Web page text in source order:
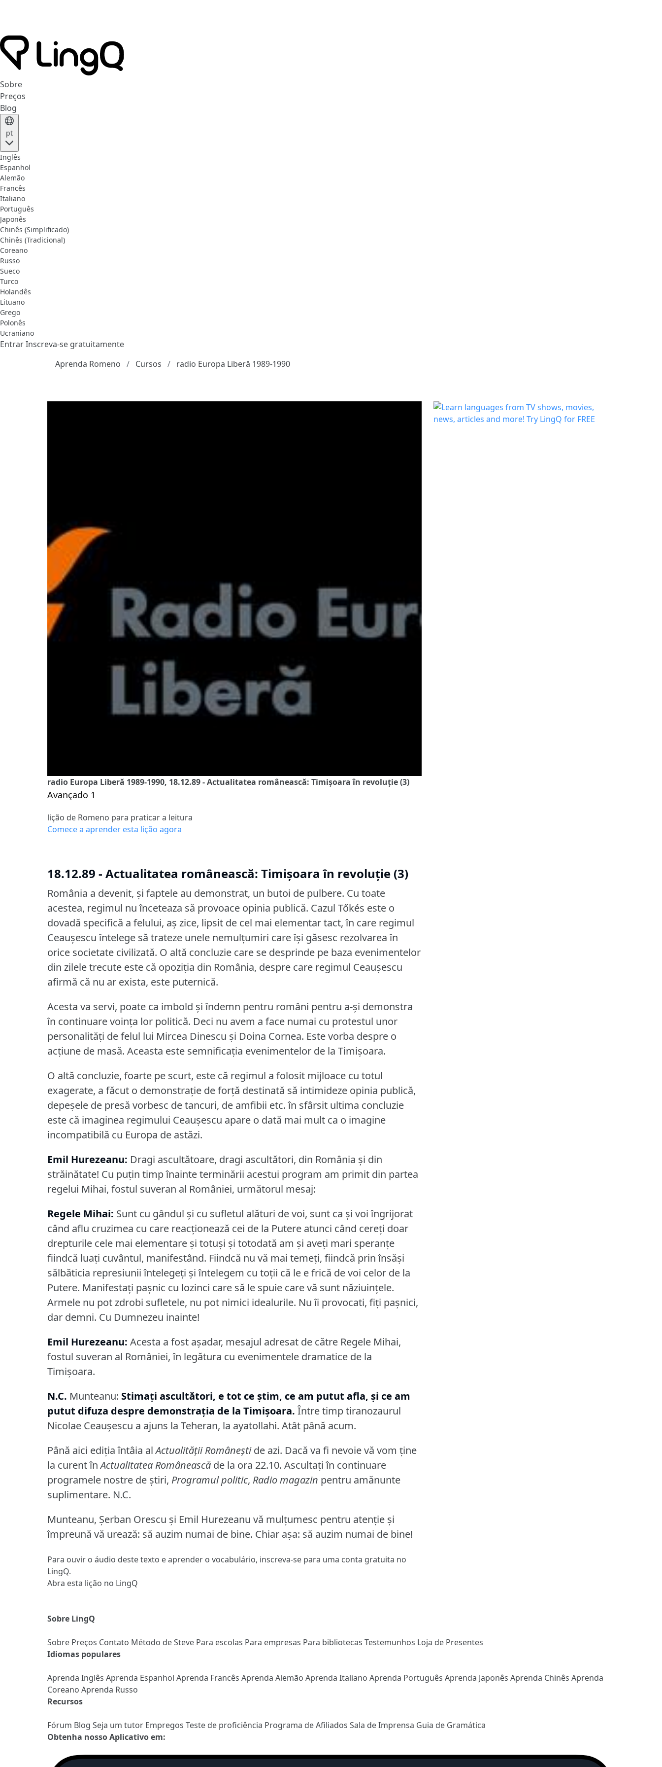
Sobre
Preços
Blog
pt
Inglês
Espanhol
Alemão
Francês
Italiano
Português
Japonês
Chinês (Simplificado)
Chinês (Tradicional)
Coreano
Russo
Sueco
Turco
Holandês
Lituano
Grego
Polonês
Ucraniano
EntrarInscreva-se gratuitamente
Aprenda Romeno
Cursos radio Europa Liberă 1989-1990
radio Europa Liberă 1989-1990, 18.12.89 - Actualitatea românească: Timișoara în revoluție (3)
Avançado 1
lição de Romeno para praticar a leitura
Comece a aprender esta lição agora
18.12.89 - Actualitatea românească: Timișoara în revoluție (3)
România a devenit, şi faptele au demonstrat, un butoi de pulbere. Cu toate
acestea, regimul nu înceteaza să provoace opinia publică. Cazul Tőkés este o
dovadă specifică a felului, aş zice, lipsit de cel mai elementar tact, în care regimul
Ceauşescu întelege să trateze unele nemulţumiri care îşi găsesc rezolvarea în
orice societate civilizată. O altă concluzie care se desprinde pe baza evenimentelor
din zilele trecute este că opoziţia din România, despre care regimul Ceauşescu
afirmă că nu ar exista, este puternică.
Acesta va servi, poate ca imbold şi îndemn pentru români pentru a-şi demonstra
în continuare voinţa lor politică. Deci nu avem a face numai cu protestul unor
personalităţi de felul lui Mircea Dinescu şi Doina Cornea. Este vorba despre o
acţiune de masă. Aceasta este semnificaţia evenimentelor de la Timişoara.
O altă concluzie, foarte pe scurt, este că regimul a folosit mijloace cu totul
exagerate, a făcut o demonstraţie de forţă destinată să intimideze opinia publică,
depeşele de presă vorbesc de tancuri, de amfibii etc. în sfârsit ultima concluzie
este că imaginea regimului Ceauşescu apare o dată mai mult ca o imagine
incompatibilă cu Europa de astăzi.
Emil Hurezeanu: Dragi ascultătoare, dragi ascultători, din România şi din
străinătate! Cu puţin timp înainte terminării acestui program am primit din partea
regelui Mihai, fostul suveran al României, următorul mesaj:
Regele Mihai: Sunt cu gândul şi cu sufletul alături de voi, sunt ca şi voi îngrijorat
când aflu cruzimea cu care reacţionează cei de la Putere atunci când cereţi doar
drepturile cele mai elementare şi totuşi şi totodată am şi aveţi mari speranţe
fiindcă luaţi cuvântul, manifestând. Fiindcă nu vă mai temeţi, fiindcă prin însăşi
sălbăticia represiunii întelegeţi şi întelegem cu toţii că le e frică de voi celor de la
Putere. Manifestaţi paşnic cu lozinci care să le spuie care vă sunt năziuinţele.
Armele nu pot zdrobi sufletele, nu pot nimici idealurile. Nu îi provocati, fiţi paşnici,
dar demni. Cu Dumnezeu inainte!
Emil Hurezeanu: Acesta a fost aşadar, mesajul adresat de către Regele Mihai,
fostul suveran al României, în legătura cu evenimentele dramatice de la
Timişoara.
N.C. Munteanu: Stimaţi ascultători, e tot ce ştim, ce am putut afla, şi ce am
putut difuza despre demonstraţia de la Timişoara. Între timp tiranozaurul
Nicolae Ceauşescu a ajuns la Teheran, la ayatollahi. Atât până acum.
Până aici ediţia întâia alActualităţii Româneştide azi. Dacă va fi nevoie vă vom ţine
la curent înActualitatea Românească de la ora 22.10. Ascultaţi în continuare
programele nostre de ştiri, Programul politic, Radio magazin pentru amănunte
suplimentare. N.C.
Munteanu, Şerban Orescu şi Emil Hurezeanu vă mulţumesc pentru atenţie şi
împreună vă urează: să auzim numai de bine. Chiar aşa: să auzim numai de bine!
Para ouvir o áudio deste texto e aprender o vocabulário, inscreva-se para uma conta gratuita no
LingQ.
Abra esta lição no LingQ
Sobre LingQ
Sobre Preços Contato Método de Steve Para escolas Para empresas Para bibliotecas Testemunhos Loja de Presentes
Idiomas populares
Aprenda Inglês Aprenda Espanhol Aprenda Francês Aprenda Alemão Aprenda Italiano Aprenda Português Aprenda Japonês Aprenda Chinês Aprenda
Coreano Aprenda Russo
Recursos
Fórum Blog Seja um tutor Empregos Teste de proficiência Programa de Afiliados Sala de Imprensa Guia de Gramática
Obtenha nosso Aplicativo em: